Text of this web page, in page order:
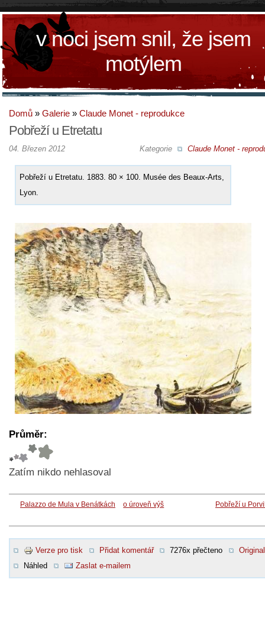
v noci jsem snil, že jsem
motýlem
Domů » Galerie » Claude Monet - reprodukce
Pobřeží u Etretatu
Kategorie Claude Monet -
04. Březen 2012
Pobřeží u Etretatu. 1883. 80 × 100. Musée des Beaux-Arts,
Lyon.
Průměr:
Zatím nikdo nehlasoval
Palazzo de Mula v Benátkách o úroveň výš Pobřeží u
Verze pro tisk Přidat komentář 7276x přečteno
Original
Náhled
Zaslat e-mailem